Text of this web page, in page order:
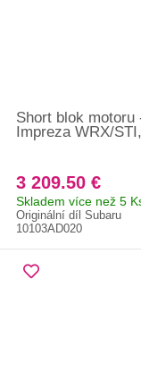
Short blok motoru
Impreza WRX/
3 209.50 €
Skladem více než 5
Originální díl Subaru
10103AD020